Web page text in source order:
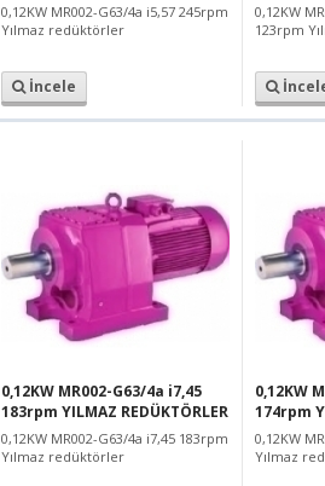
0,12KW MR002-G63/4a i5,57 245rpm
Yılmaz redüktörler
İncele
0,12KW
123rpm
0,12KW MR002-G63/4a i7,45
183rpm YILMAZ REDÜKTÖRLER
0,12KW MR002-G63/4a i7,45 183rpm
Yılmaz redüktörler
0,12KW
174rpm
0,12KW
Yılmaz